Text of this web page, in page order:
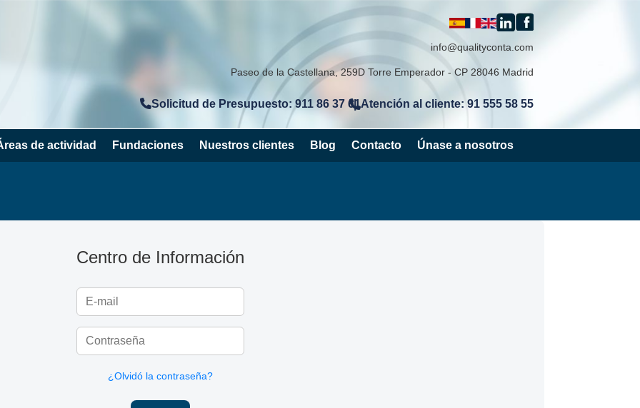
info@qualityconta.com
Paseo de la Castellana, 259D Torre Emperador - CP 28046 Madrid
Solicitud de Presupuesto: 911 86 37 61
| Atención al cliente: 91 555 58 55
de actividad Fundaciones Nuestros clientes Blog Contacto Únase a nosotros
Centro de Información
¿Olvidó la contraseña?